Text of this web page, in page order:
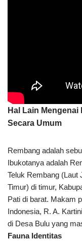
Hal Lain
Secara Umum
Rembang adalah
Ibukotanya adalah
Teluk Rembang (Laut
Timur) di timur,
Pati di barat. Makam
Indonesia, R. A.
di Desa Bulu yang
Fauna Identitas